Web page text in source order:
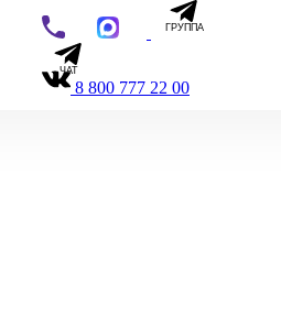
ГРУППА
ЧАТ
8 800 777 22 00